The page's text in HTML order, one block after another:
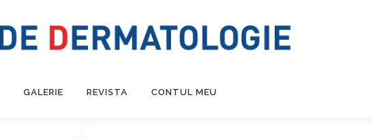
GALERIE REVISTA CONTUL MEU